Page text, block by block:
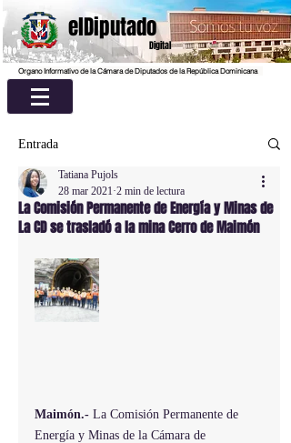
elDiputado
Digital
Organo Informativo de la Cámara de Diputados de la República Dominicana
Entrada
La Comisión Permanente de Energía y Minas de
La CD se trasladó a la mina Cerro de Maimón
Tatiana Pujols
28 mar 2021 2 min de lectura
Maimón.- La Comisión Permanente de
Energía y Minas de la Cámara de